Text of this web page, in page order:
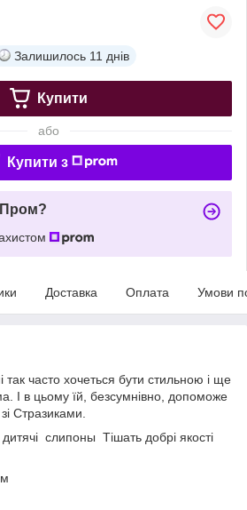
Залишилось 11 днів
Купити
або
Купити з
Пром?
Доставка Оплата Умови
так часто хочеться бути стильною і ще
І в цьому їй, безсумнівно, допоможе
Стразиками.
дитячі слипоны Тішать добрі якості